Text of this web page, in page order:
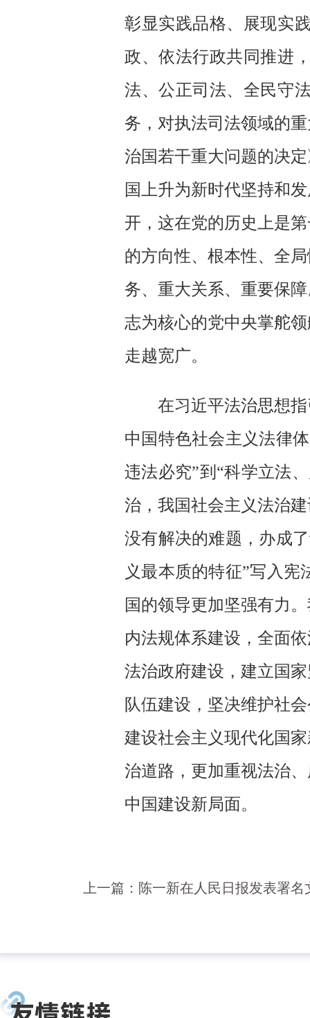
彰显实践品格、展现实
政、依法行政共同推进
法、公正司法、全民守
务，对执法司法领域的
治国若干重大问题的决
国上升为新时代坚持和
开，这在党的历史上是
的方向性、根本性、全
务、重大关系、重要保
志为核心的党中央掌舵
走越宽广。
在习近平法治思想指
中国特色社会主义法律
违法必究”到“科学立法
治，我国社会主义法治
没有解决的难题，办成
义最本质的特征”写入
国的领导更加坚强有力
内法规体系建设，全面
法治政府建设，建立国
队伍建设，坚决维护社
建设社会主义现代化国
治道路，更加重视法治
中国建设新局面。
上一篇： 陈一新在人民日报发表署